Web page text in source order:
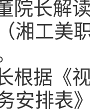
院长解
湘工美
根据《
安排表